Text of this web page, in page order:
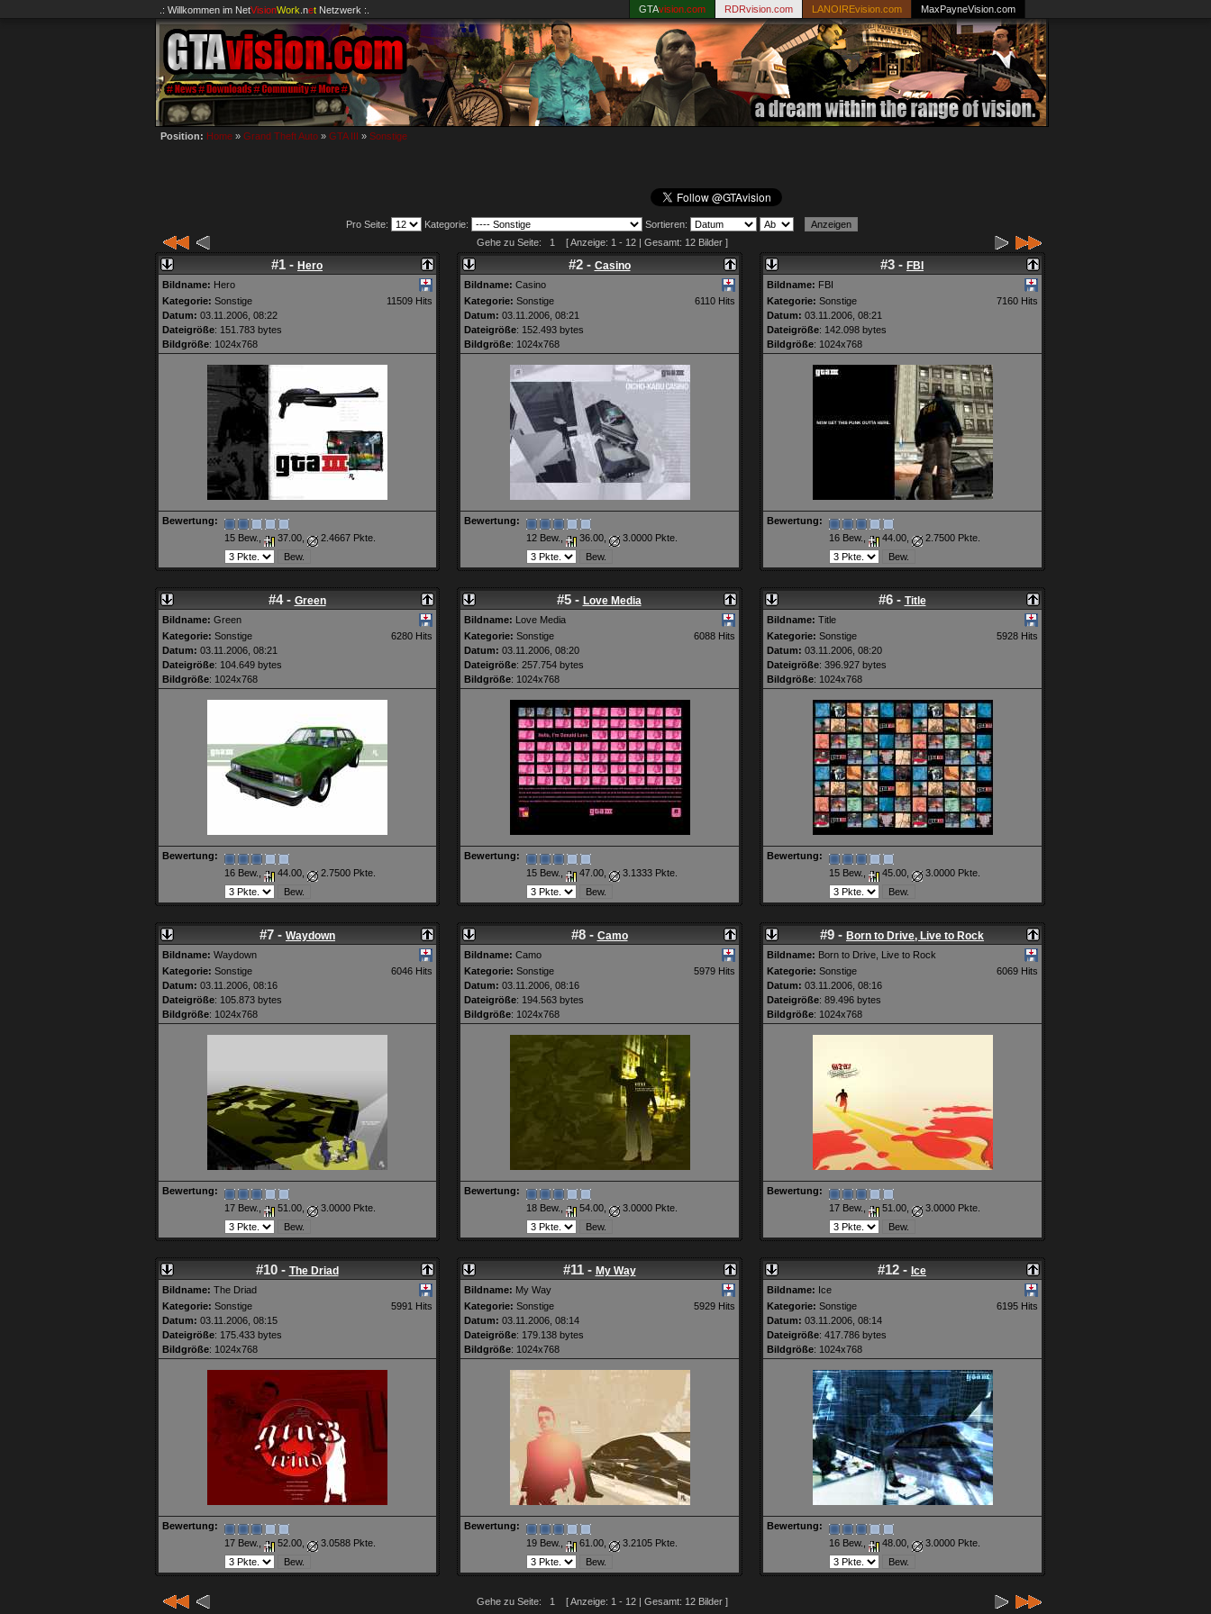
.: Willkommen im NetVisionWork .net Netzwerk :. GTAvision.com RDRvision.com LANOIREvision.com MaxPayneVision.com
Position: Home » Grand Theft Auto » GTA III » Sonstige
Pro Seite: Kategorie:
Sortieren:
Gehe zu Seite: 1 [ Anzeige: 1 - 12 | Gesamt: 12 Bilder ]
#1 - Hero
Bildname: Hero
Kategorie: Sonstige
11509 Hits
Datum: 03.11.2006, 08:22
Dateigröße: 151.783 bytes
Bildgröße: 1024x768
Bewertung:
15 Bew.,
37.00, 2.4667 Pkte.
#2 - Casino
Bildname: Casino
Kategorie: Sonstige
6110 Hits
Datum: 03.11.2006, 08:21
Dateigröße: 152.493 bytes
Bildgröße: 1024x768
Bewertung:
12 Bew.,
36.00, 3.0000 Pkte.
#3 - FBI
Bildname: FBI
Kategorie: Sonstige
7160 Hits
Datum: 03.11.2006, 08:21
Dateigröße: 142.098 bytes
Bildgröße: 1024x768
Bewertung:
16 Bew.,
44.00, 2.7500 Pkte.
#4 - Green
Bildname: Green
Kategorie: Sonstige
6280 Hits
Datum: 03.11.2006, 08:21
Dateigröße: 104.649 bytes
Bildgröße: 1024x768
Bewertung:
16 Bew.,
44.00, 2.7500 Pkte.
#5 - Love Media
Bildname: Love Media
Kategorie: Sonstige
6088 Hits
Datum: 03.11.2006, 08:20
Dateigröße: 257.754 bytes
Bildgröße: 1024x768
Bewertung:
15 Bew.,
47.00, 3.1333 Pkte.
#6 - Title
Bildname: Title
Kategorie: Sonstige
5928 Hits
Datum: 03.11.2006, 08:20
Dateigröße: 396.927 bytes
Bildgröße: 1024x768
Bewertung:
15 Bew.,
45.00, 3.0000 Pkte.
#7 - Waydown
Bildname: Waydown
Kategorie: Sonstige
6046 Hits
Datum: 03.11.2006, 08:16
Dateigröße: 105.873 bytes
Bildgröße: 1024x768
Bewertung:
17 Bew.,
51.00, 3.0000 Pkte.
#8 - Camo
Bildname: Camo
Kategorie: Sonstige
5979 Hits
Datum: 03.11.2006, 08:16
Dateigröße: 194.563 bytes
Bildgröße: 1024x768
Bewertung:
18 Bew.,
54.00, 3.0000 Pkte.
#9 - Born to Drive, Live to Rock
Bildname: Born to Drive, Live to Rock
Kategorie: Sonstige
6069 Hits
Datum: 03.11.2006, 08:16
Dateigröße: 89.496 bytes
Bildgröße: 1024x768
Bewertung:
17 Bew.,
51.00, 3.0000 Pkte.
#10 - The Driad
Bildname: The Driad
Kategorie: Sonstige
5991 Hits
Datum: 03.11.2006, 08:15
Dateigröße: 175.433 bytes
Bildgröße: 1024x768
Bewertung:
17 Bew.,
52.00, 3.0588 Pkte.
#11 - My Way
Bildname: My Way
Kategorie: Sonstige
5929 Hits
Datum: 03.11.2006, 08:14
Dateigröße: 179.138 bytes
Bildgröße: 1024x768
Bewertung:
19 Bew.,
61.00, 3.2105 Pkte.
#12 - Ice
Bildname: Ice
Kategorie: Sonstige
6195 Hits
Datum: 03.11.2006, 08:14
Dateigröße: 417.786 bytes
Bildgröße: 1024x768
Bewertung:
16 Bew.,
48.00, 3.0000 Pkte.
Gehe zu Seite: 1 [ Anzeige: 1 - 12 | Gesamt: 12 Bilder ]